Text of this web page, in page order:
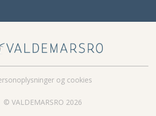
© VALDEMARSRO 2026
og cookies